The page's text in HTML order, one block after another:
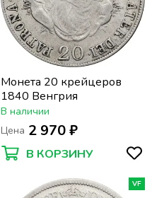
Монета 20 крейцеров
1840 Венгрия
В наличии
Цена 2 970 ₽
В КОРЗИНУ
VF